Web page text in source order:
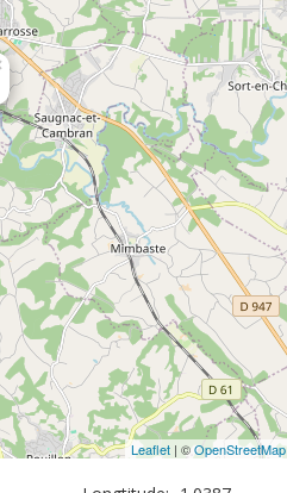
Leaflet | ©OpenStreetMap